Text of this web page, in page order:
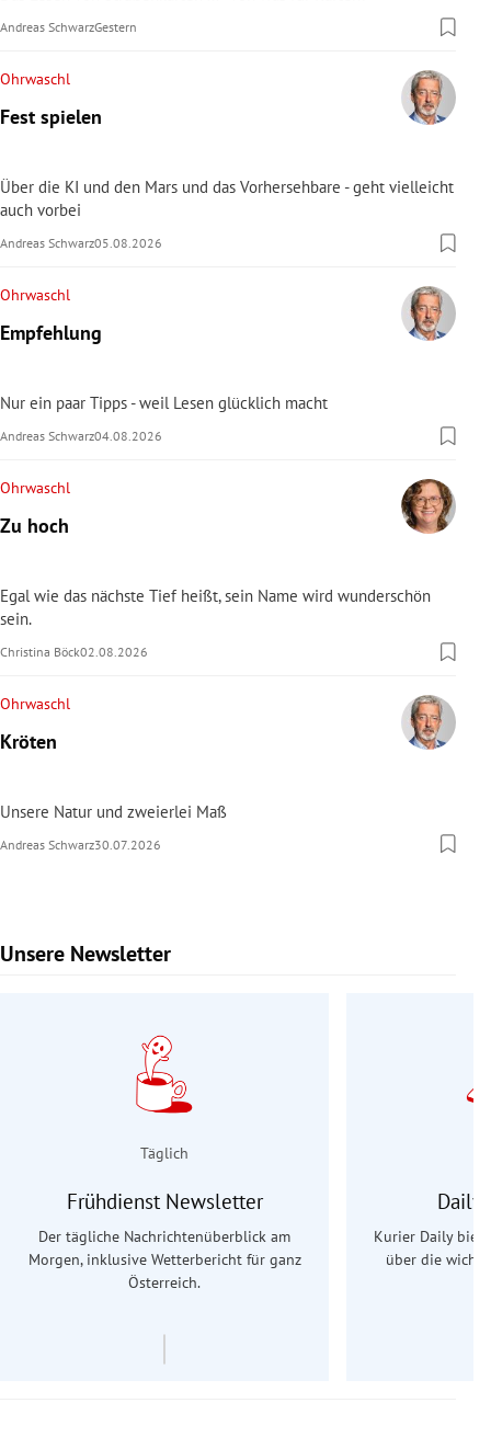
Andreas SchwarzGestern
Ohrwaschl
Fest spielen
Über die KI und den Mars und das Vorhersehbare - geht vielleicht
auch vorbei
Andreas Schwarz05.08.2026
Ohrwaschl
Empfehlung
Nur ein paar Tipps - weil Lesen glücklich macht
Andreas Schwarz04.08.2026
Ohrwaschl
Zu hoch
Egal wie das nächste Tief heißt, sein Name wird wunderschön
sein.
Christina Böck02.08.2026
Ohrwaschl
Kröten
Unsere Natur und zweierlei Maß
Andreas Schwarz30.07.2026
Unsere Newsletter
Slide 1 von 9
Täglich
Frühdienst Newsletter
Der tägliche Nachrichtenüberblick am
Morgen, inklusive Wetterbericht für ganz
Österreich.
Daily
Kurier Daily
über die